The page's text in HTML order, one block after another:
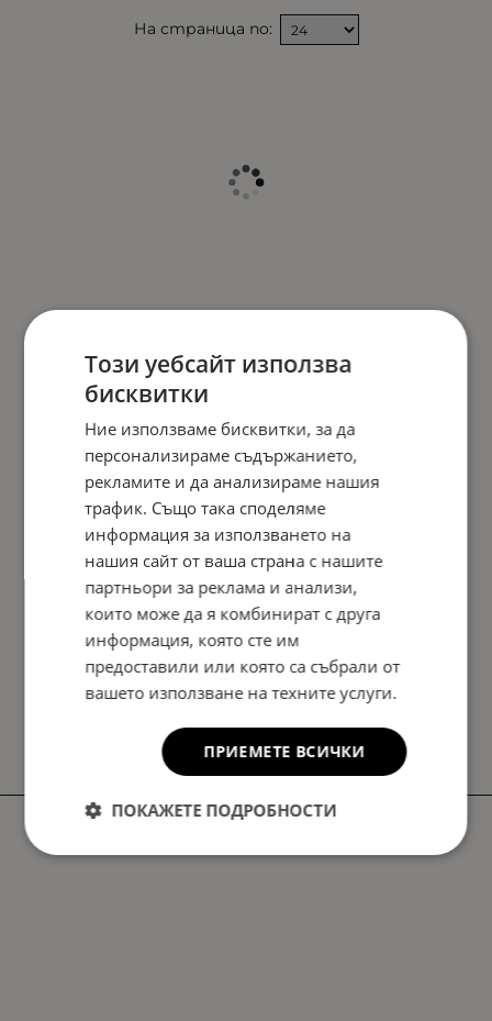
На страница по:
Този уебсайт използва
бисквитки
Ние използваме бисквитки, за да
персонализираме съдържанието,
рекламите и да анализираме нашия
трафик. Също така споделяме
информация за използването на
нашия сайт от ваша страна с нашите
партньори за реклама и анализи,
които може да я комбинират с друга
информация, която сте им
предоставили или която са събрали от
вашето използване на техните услуги.
ПРИЕМЕТЕ ВСИЧКИ
ПОКАЖЕТЕ ПОДРОБНОСТИ